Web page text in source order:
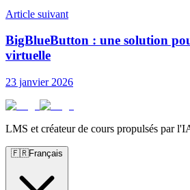
Article suivant
BigBlueButton : une solution
virtuelle
23 janvier 2026
LMS et créateur de cours propulsés par
🇫🇷Français